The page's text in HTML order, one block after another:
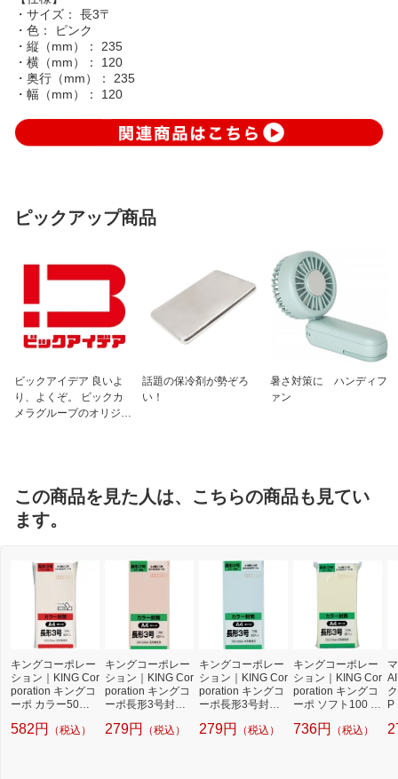
・サイズ： 長3〒
・色： ピンク
・縦（mm）： 235
・横（mm）： 120
・奥行（mm）： 235
・幅（mm）： 120
ピックアップ商品
ビックアイデア 良いよ
り、よくぞ。 ビックカ
メラグループのオリジナ
話題の保冷剤が勢ぞろ
い！
暑さ対策に ハンディフ
ァン
この商品を見た人は、こちらの商品も見てい
ます。
キングコーポレー
ション｜KING Cor
poration キングコ
ーポ カラー50枚
クHIソフトピンク
582円 （税込）
キングコーポレー
ション｜KING Cor
poration キングコ
ーポ長形3号封筒H
15枚入 N3S80SP
279円 （税込）
キングコーポレー
ション｜KING Cor
poration キングコ
ーポ長形3号封筒H
15枚入 N3S80SB
279円 （税込）
キングコーポレー
ション｜KING Cor
poration キングコ
ーポ ソフト100 長
ム N3S80C
736円 （税込）
P